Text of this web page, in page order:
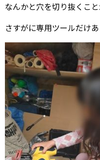
なんかと穴を切り抜くこと
さすがに専用ツールだけ